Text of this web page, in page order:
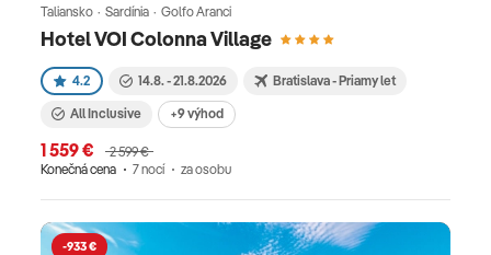
Hotel VOI Colonna Village
Taliansko · Sardínia · Golfo Aranci
4.2 14.8. - 21.8.2026 Bratislava - Priamy let
All Inclusive +9 výhod
1 559 €
2 599 €
Konečná cena
7 nocí za osobu
-933 €